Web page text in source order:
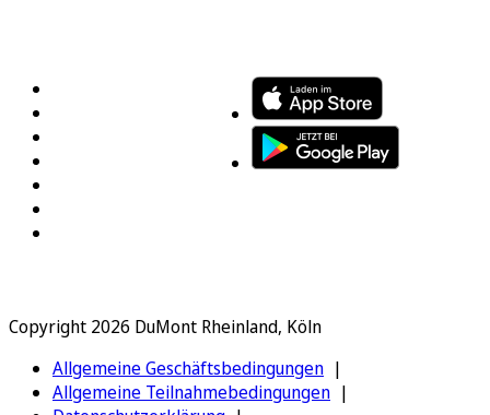
Copyright 2026 DuMont Rheinland, Köln
Allgemeine Geschäftsbedingungen
Allgemeine Teilnahmebedingungen